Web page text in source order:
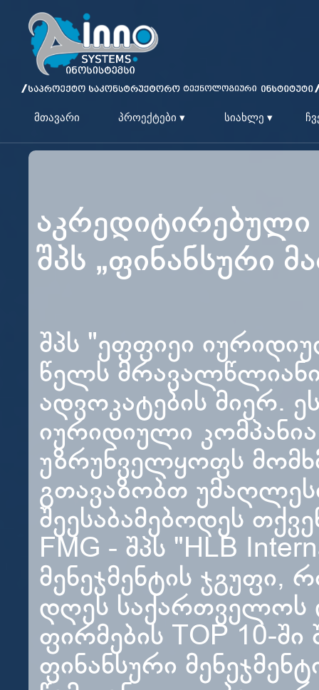
მთავარი პროექტები ▾ სიახლე ▾
აკრედიტირებული
შპს „ფინანსური
შპს "ეფფიეი
წელს
ადვოკატების მიერ.
იურიდიული
უზრუნველყოფს
გთავაზობთ
შეესაბამებოდეს
FMG - შპს "HLB
მენეჯმენტის
დღეს
ფირმების TOP 10-ში
ფინანსური